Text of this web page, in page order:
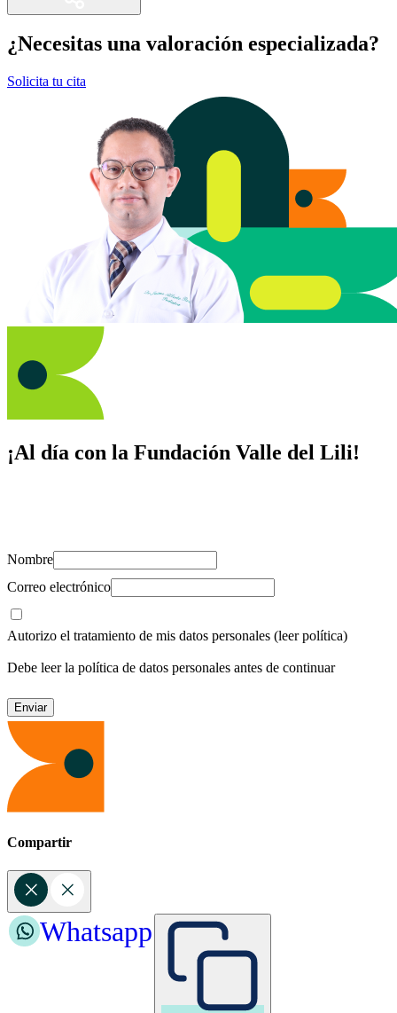
¿Necesitas una valoración especializada?
Solicita tu cita
¡Al día con la Fundación Valle del Lili!
Nombre
Correo electrónico
Autorizo el tratamiento de mis datos personales (leer política)
Debe leer la política de datos personales antes de continuar
Compartir
Whatsapp